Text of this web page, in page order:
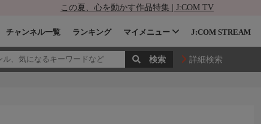
この夏、心を動かす作品特集 | J:COM TV
チャンネル一覧 ランキング マイメニュー J:COM STREAM
詳細検索